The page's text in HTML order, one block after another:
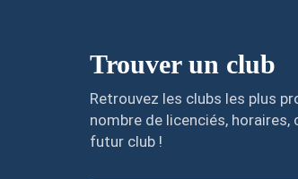
Trouver un club
Retrouvez les clubs les plus
nombre de licenciés,
futur club !